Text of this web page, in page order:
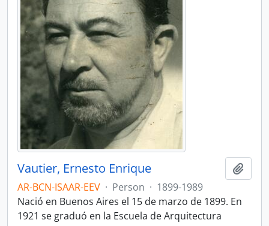
Vautier, Ernesto Enrique
AR-BCN-ISAAR-EEV · Person · 1899-1989
Nació en Buenos Aires el 15 de marzo de 1899. En
1921 se graduó en la Escuela de Arquitectura